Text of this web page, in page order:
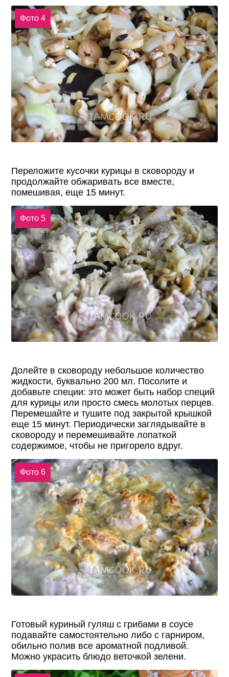
Фото 4
Переложите кусочки курицы в сковороду и
продолжайте обжаривать все вместе,
помешивая, еще 15 минут.
Фото 5
Долейте в сковороду небольшое количество
жидкости, буквально 200 мл. Посолите и
добавьте специи: это может быть набор специй
для курицы или просто смесь молотых перцев.
Перемешайте и тушите под закрытой крышкой
еще 15 минут. Периодически заглядывайте в
сковороду и перемешивайте лопаткой
содержимое, чтобы не пригорело вдруг.
Фото 6
Готовый куриный гуляш с грибами в соусе
подавайте самостоятельно либо с гарниром,
обильно полив все ароматной подливой.
Можно украсить блюдо веточкой зелени.